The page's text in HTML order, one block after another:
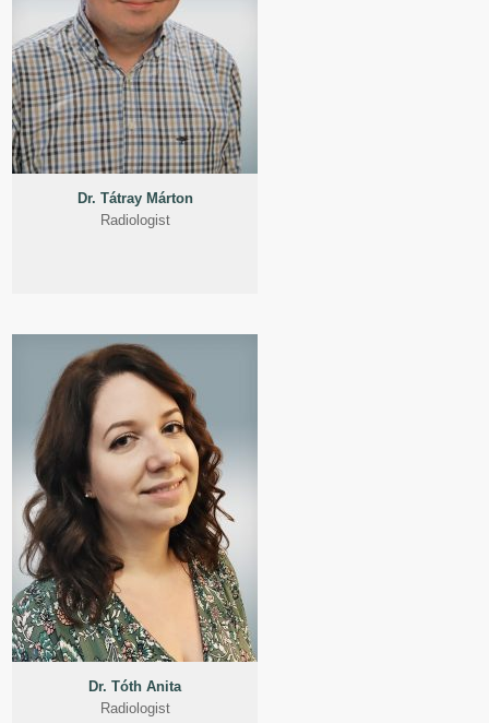
Dr. Tátray Márton
Radiologist
Dr. Tóth Anita
Radiologist